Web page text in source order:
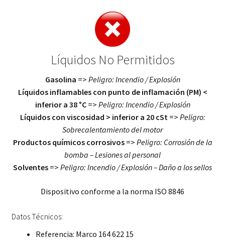
Líquidos No Permitidos
Gasolina => Peligro: Incendio / Explosión
Líquidos inflamables con punto de inflamación (PM) <
inferior a 38 °C=> Peligro: Incendio / Explosión
Líquidos con viscosidad > inferior a 20 cSt => Peligro:
Sobrecalentamiento del motor
Productos químicos corrosivos=> Peligro: Corrosión de la
bomba – Lesiones al personal
Solventes => Peligro: Incendio / Explosión – Daño a los sellos
Dispositivo conforme a la norma ISO 8846
Datos Técnicos:
Referencia: Marco 164 622 15